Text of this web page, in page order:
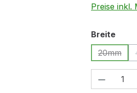
Preise inkl.
Breite
20mm
(Diese